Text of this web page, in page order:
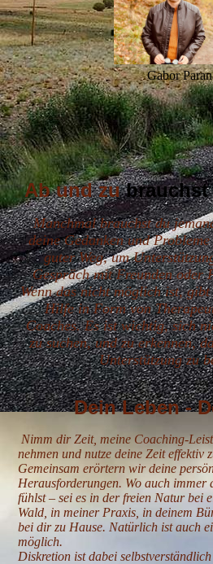
Gabor
Ab und zubrauchst
Manchmal brauchst du
deine Gedanken und
guter Weg, um
Gespräch mit Freunden oder
Wenn das nicht möglich ist,
Hilfe in Form von
Coaches. Es ist wichtig, sich
zu suchen, und zu erkennen,
Unterstützung zu
Dein Leben - D
Nimm dir Zeit, meine Coaching-
nehmen und nutze deine Zeit effektiv
Gemeinsam erörtern wir deine
Herausforderungen. Wo auch immer
fühlst – sei es in der freien Natur bei
Wald, in meiner Praxis, in deinem
bei dir zu Hause. Natürlich ist auch
möglich.
Diskretion ist dabei